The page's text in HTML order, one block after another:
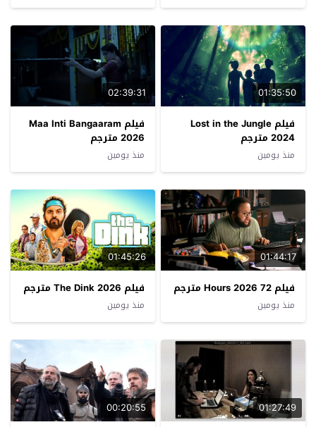
01:35:50
فيلم Lost in the Jungle
2024 مترجم
منذ يومين
02:39:31
فيلم Maa Inti Bangaaram
2026 مترجم
منذ يومين
01:44:17
فيلم 72 Hours 2026 مترجم
منذ يومين
01:45:26
فيلم The Dink 2026 مترجم
منذ يومين
01:27:49
00:20:55